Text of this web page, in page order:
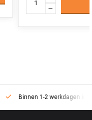
Binnen 1-2 werkdagen in